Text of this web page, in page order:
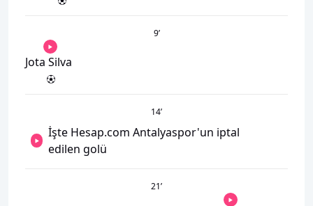
9’
Jota Silva
14’
İşte Hesap.com Antalyaspor'un iptal
edilen golü
21’